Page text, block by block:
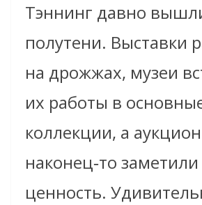
Тэннинг давно
полутени. Выставки
на дрожжах, музеи
их работы в
коллекции, а
наконец‑то
ценность.